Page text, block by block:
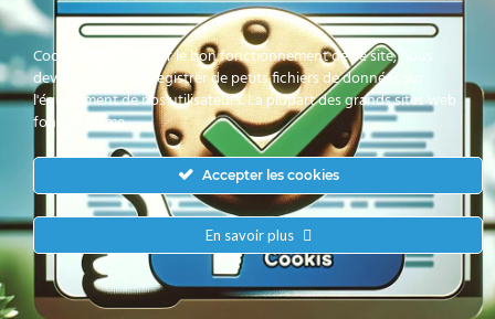
© 2022 CYBERTECH Polynésie- CGV -Mentions
Légales
Confidentialité-
Cookies Pour assurer le bon fonctionnement de ce site, nous
devons parfois enregistrer de petits fichiers de données sur
l'équipement de nos utilisateurs. La plupart des grands sites web
font de même.
Accepter les cookies
En savoir plus